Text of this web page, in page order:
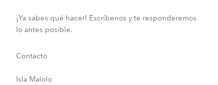
¡Ya sabes qué hacer! Escríbenos y te responderemos
lo antes posible.
Contacto
Isla Malolo